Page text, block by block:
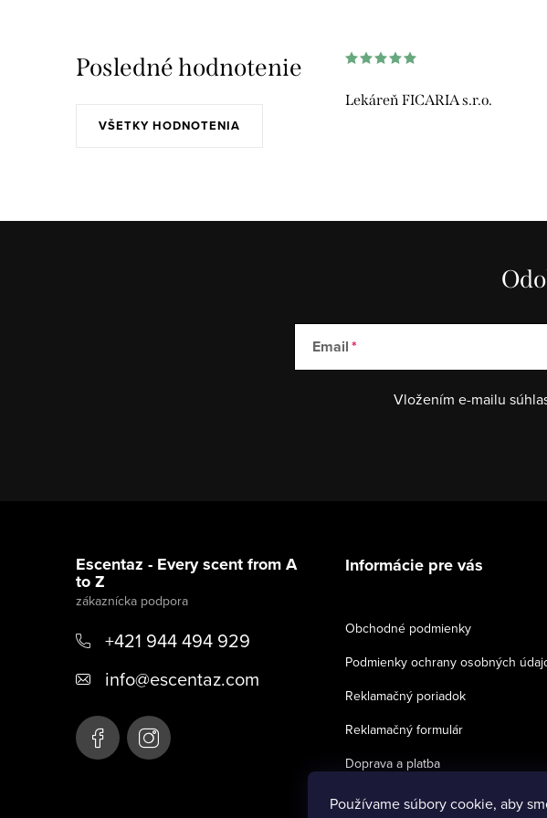
Používame súbory cookie, aby
Posledné hodnotenie
VŠETKY HODNOTENIA
Lekáreň FICARIA s.r.o.
Email
Vložením e-mailu
Escentaz - Every scent from A
to Z
+421 944 494 929
info@escentaz.com
Informácie pre vás
Obchodné podmienky
Podmienky ochrany osobných
Reklamačný poriadok
Reklamačný formulár
Doprava a platba